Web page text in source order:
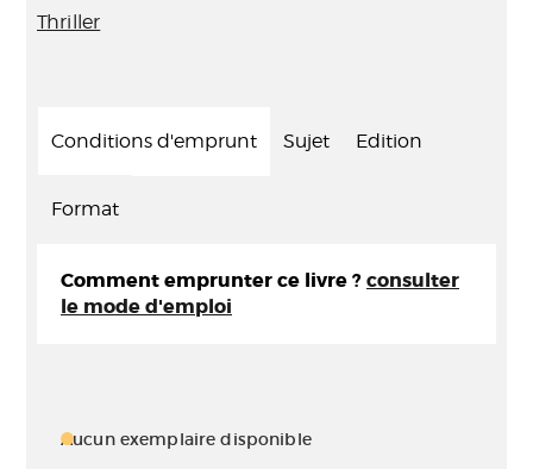
Thriller
Conditions d'emprunt Sujet Edition
Format
Comment emprunter ce livre ? consulter
le mode d'emploi
Aucun exemplaire disponible